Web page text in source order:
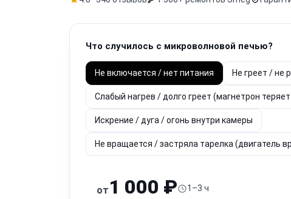
Что случилось с микроволновой печью?
Не включается / нет питания Не греет / не
Слабый нагрев / долго греет (магнетрон
Искрение / дуга / огонь внутри камеры
Не вращается / застряла тарелка (двигатель
от 1 000 ₽ 1–3 ч